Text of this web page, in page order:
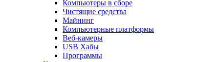
Компьютеры в сборе
Чистящие средства
Майнинг
Компьютерные платформы
Веб-камеры
USB Хабы
Программы